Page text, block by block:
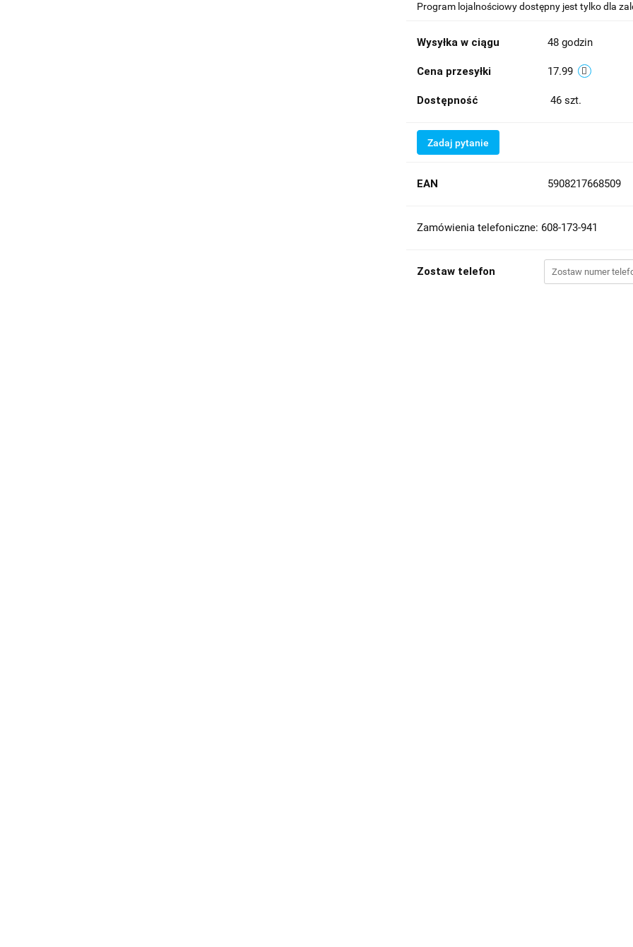
Program lojalnościowy dostępny jest tylko dla
Wysyłka w ciągu 48 godzin
Cena przesyłki 17.99
Dostępność 46 szt.
Zadaj pytanie
EAN 5908217668509
Zamówienia telefoniczne: 608-173-941
Zostaw telefon